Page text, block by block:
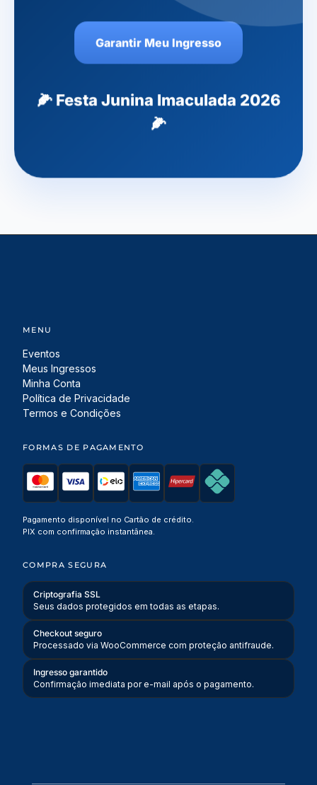
Garantir Meu Ingresso
🌽 Festa Junina Imaculada 2026
🌽
MENU
Eventos
Meus Ingressos
Minha Conta
Política de Privacidade
Termos e Condições
FORMAS DE PAGAMENTO
Pagamento disponível no Cartão de crédito.
PIX com confirmação instantânea.
COMPRA SEGURA
Criptografia SSL
Seus dados protegidos em todas as etapas.
Checkout seguro
Processado via WooCommerce com proteção antifraude.
Ingresso garantido
Confirmação imediata por e-mail após o pagamento.